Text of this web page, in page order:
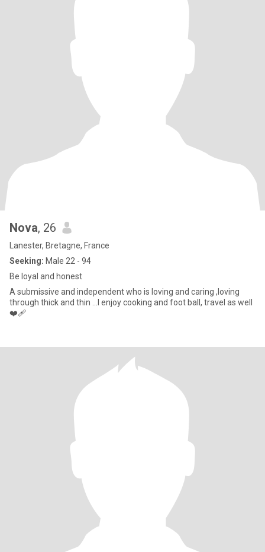
Nova, 26
Lanester, Bretagne, France
Seeking: Male 22 - 94
Be loyal and honest
A submissive and independent who is loving and caring ,loving
through thick and thin ...I enjoy cooking and foot ball, travel as well
❤‍🩹